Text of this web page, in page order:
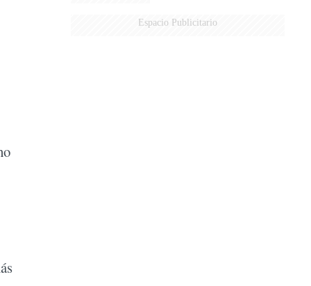
Espacio Publicitario